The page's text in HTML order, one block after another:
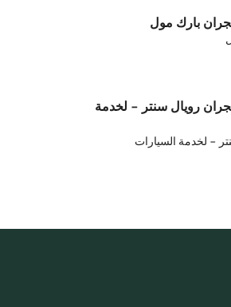
بارك مول
رويال سنتر - لخدمة
- لخدمة السيارات